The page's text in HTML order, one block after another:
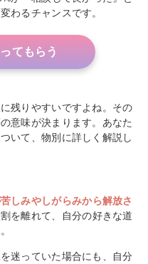
わるチャンスです。
てもらう
残りやすいですよね。その
意味が決まります。あなた
いて、物別に詳しく解説し
しみやしがらみから解放さ
を離れて、自分の好きな道
迷っていた場合にも、自分